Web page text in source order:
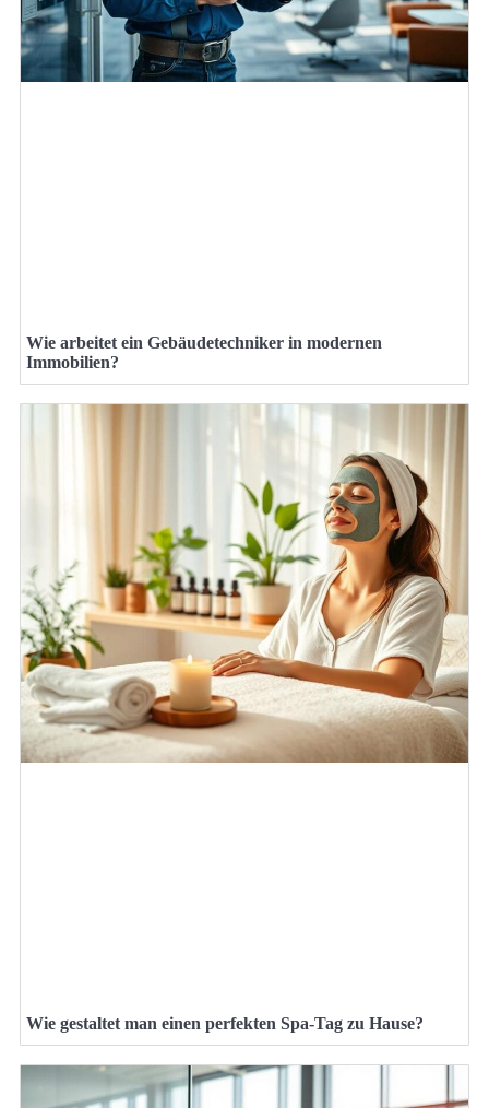
Wie arbeitet ein Gebäudetechniker in modernen
Immobilien?
Wie gestaltet man einen perfekten Spa-Tag zu Hause?